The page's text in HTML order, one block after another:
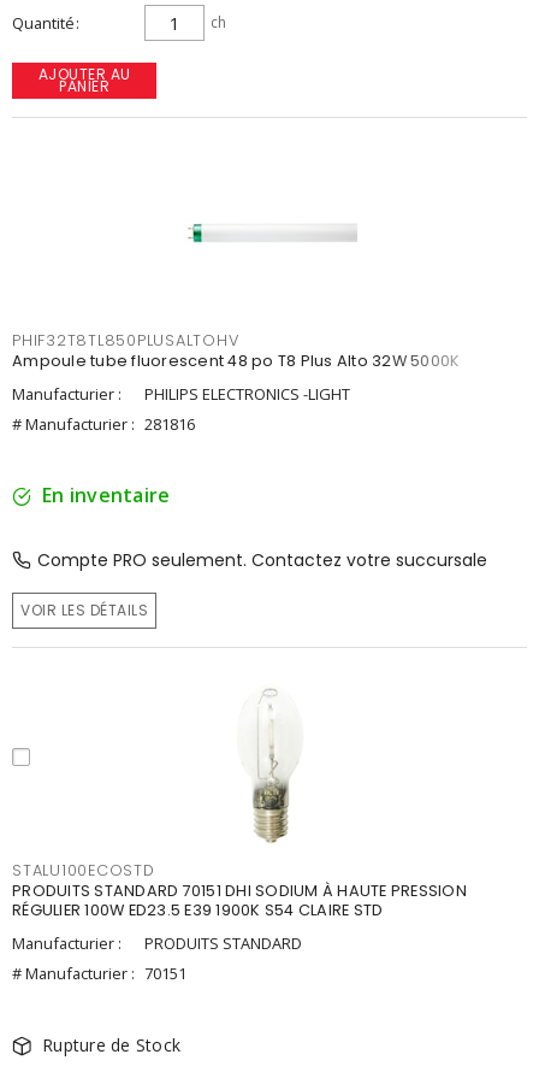
Quantité ch
AJOUTER AU
PANIER
PHIF32T8TL850PLUSALTOHV
Ampoule tube fluorescent 48 po T8 Plus Alto 32W 5000K
Manufacturier :
PHILIPS ELECTRONICS -LIGHT
# Manufacturier : 281816
En inventaire
Compte PRO seulement. Contactez votre succursale
VOIR LES DÉTAILS
STALU100ECOSTD
PRODUITS STANDARD 70151 DHI SODIUM À HAUTE PRESSION
RÉGULIER 100W ED23.5 E39 1900K S54 CLAIRE STD
Manufacturier :
PRODUITS STANDARD
# Manufacturier : 70151
Rupture de Stock